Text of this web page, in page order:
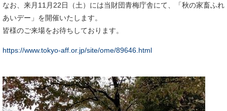
なお、来月11月22日（土）には当財団青梅庁舎にて、「秋の家畜ふれ
あいデー」を開催いたします。
皆様のご来場をお待ちしております。
https://www.tokyo-aff.or.jp/site/ome/89646.html